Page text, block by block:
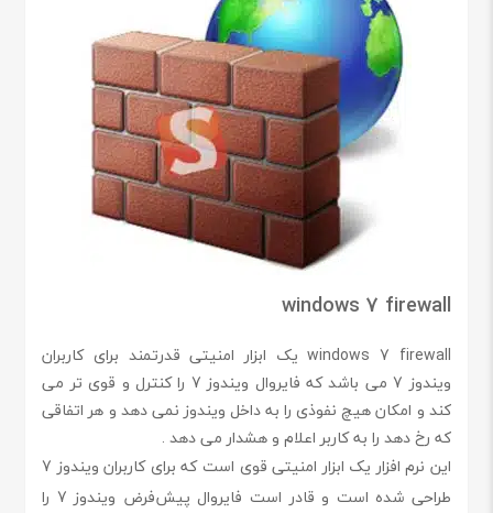
windows 7 firewall
windows 7 firewall یک ابزار امنیتی قدرتمند برای کاربران
ویندوز 7 می باشد که فایروال ویندوز 7 را کنترل و قوی تر می
کند و امکان هیچ نفوذی را به داخل ویندوز نمی دهد و هر اتفاقی
که رخ دهد را به کاربر اعلام و هشدار می دهد .
این نرم افزار یک ابزار امنیتی قوی است که برای کاربران ویندوز 7
طراحی شده است و قادر است فایروال پیش‌فرض ویندوز 7 را